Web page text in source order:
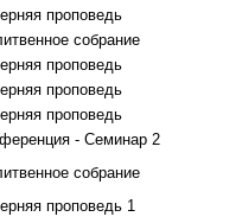
проповедь
собрание
проповедь
проповедь
проповедь
- Семинар 2
собрание
проповедь 1